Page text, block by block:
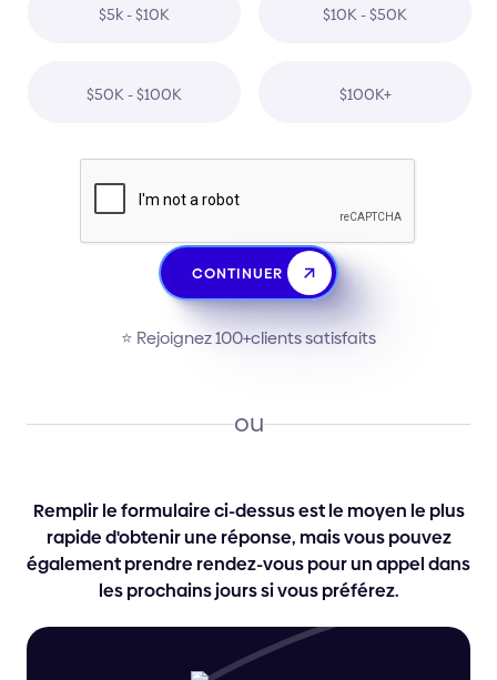
$5k - $10K $10K - $50K
$50K - $100K $100K+
CONTINUER
⭐️ Rejoignez 100+clients satisfaits
ou
Remplir le formulaire ci-dessus est le moyen le plus
rapide d'obtenir une réponse, mais vous pouvez
également prendre rendez-vous pour un appel dans
les prochains jours si vous préférez.